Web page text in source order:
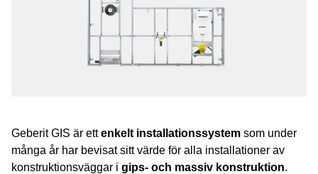
Geberit GIS är ettenkelt installationssystem som under
många år har bevisat sitt värde för alla installationer av
konstruktionsväggar i gips- och massiv konstruktion.